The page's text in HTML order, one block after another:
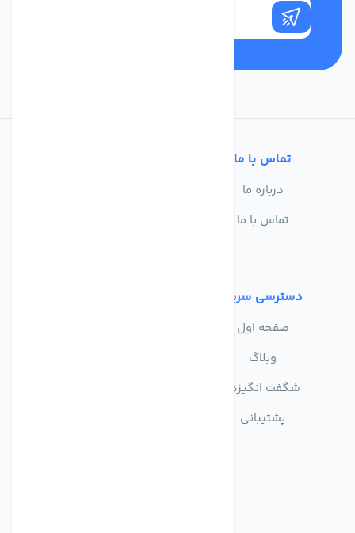
تماس با ما
درباره ما
تماس با ما
دسترسی سریع
صفحه اول
وبلاگ
شگفت انگیزها
پشتیبانی